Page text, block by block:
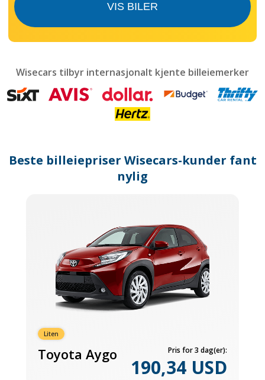
mark
to
get
changing
VIS BILER
Wisecars tilbyr internasjonalt kjente billeiemerker
Beste billeiepriser Wisecars-kunder fant
nylig
Liten
Toyota Aygo Pris for 3 dag(er):
190,34 USD